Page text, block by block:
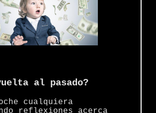
al pasado?
cualquiera
reflexiones acerca